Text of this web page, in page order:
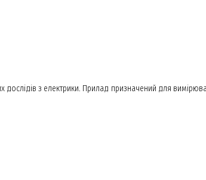
дослідів з електрики. Прилад призначений для